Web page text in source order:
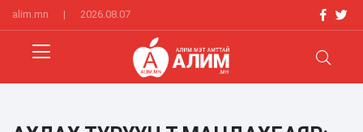
alim.mn | 2026.08.07